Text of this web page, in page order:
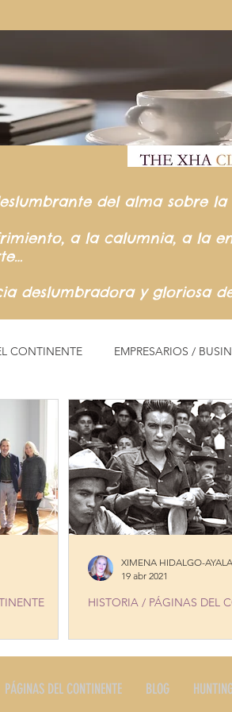
del alma sobre la
a la calumnia, a la
deslumbradora y gloriosa
CONTINENTE EMPRESARIOS /
PLATOS TIPICOS
EDITORIALES Y NOTAS
CELEBRACIÓN HISTÓRICA
HISTORIA / PÁGINAS DEL
XIMENA HIDALGO-AYALA
19 abr 2021
PÁGINAS DEL CONTINENTE BLOG